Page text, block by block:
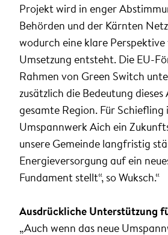
Projekt wird in enger
Behörden und der Kärnten
wodurch eine klare
Umsetzung entsteht. Die EU-
Rahmen von Green Switch
zusätzlich die Bedeutung dieses
gesamte Region. Für Schiefling
Umspannwerk Aich ein
unsere Gemeinde langfristig
Energieversorgung auf ein
Fundament stellt“, so Wuksch.“
Ausdrückliche Unterstützung
„Auch wenn das neue